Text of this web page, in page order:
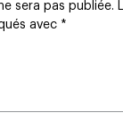
sera pas publiée.
avec *